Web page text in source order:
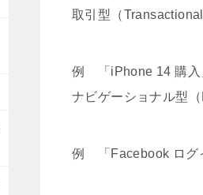
取引型（
例 「iPhone 14 購入
ナビゲーショナル型
例 「Facebook ログ